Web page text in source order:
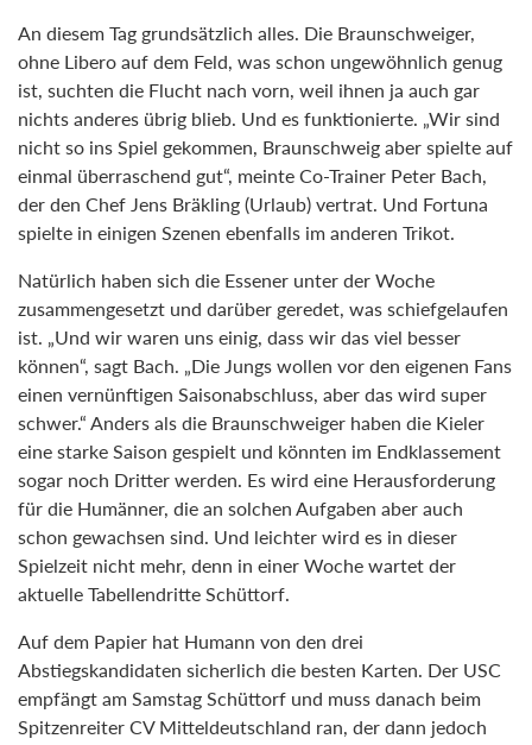
An diesem Tag grundsätzlich alles. Die Braunschweiger,
ohne Libero auf dem Feld, was schon ungewöhnlich genug
ist, suchten die Flucht nach vorn, weil ihnen ja auch gar
nichts anderes übrig blieb. Und es funktionierte. „Wir sind
nicht so ins Spiel gekommen, Braunschweig aber spielte auf
einmal überraschend gut“, meinte Co-Trainer Peter Bach,
der den Chef Jens Bräkling (Urlaub) vertrat. Und Fortuna
spielte in einigen Szenen ebenfalls im anderen Trikot.
Natürlich haben sich die Essener unter der Woche
zusammengesetzt und darüber geredet, was schiefgelaufen
ist. „Und wir waren uns einig, dass wir das viel besser
können“, sagt Bach. „Die Jungs wollen vor den eigenen Fans
einen vernünftigen Saisonabschluss, aber das wird super
schwer.“ Anders als die Braunschweiger haben die Kieler
eine starke Saison gespielt und könnten im Endklassement
sogar noch Dritter werden. Es wird eine Herausforderung
für die Humänner, die an solchen Aufgaben aber auch
schon gewachsen sind. Und leichter wird es in dieser
Spielzeit nicht mehr, denn in einer Woche wartet der
aktuelle Tabellendritte Schüttorf.
Auf dem Papier hat Humann von den drei
Abstiegskandidaten sicherlich die besten Karten. Der USC
empfängt am Samstag Schüttorf und muss danach beim
Spitzenreiter CV Mitteldeutschland ran, der dann jedoch